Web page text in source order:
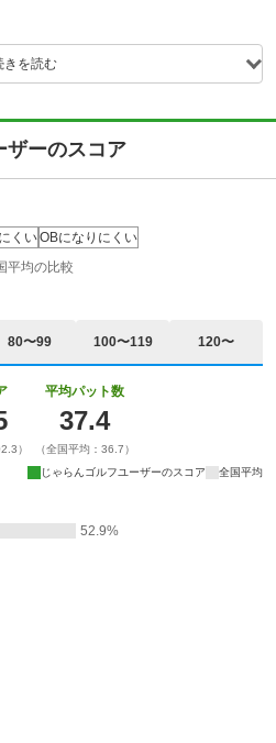
きを読む
ザーのスコア
くいOBになりにくい
平均の比較
80〜99 100〜119 120〜
）
平均パット数
37.4
（全国平均：36.7）
じゃらんゴルフユーザーのスコア
全国平均
52.9%